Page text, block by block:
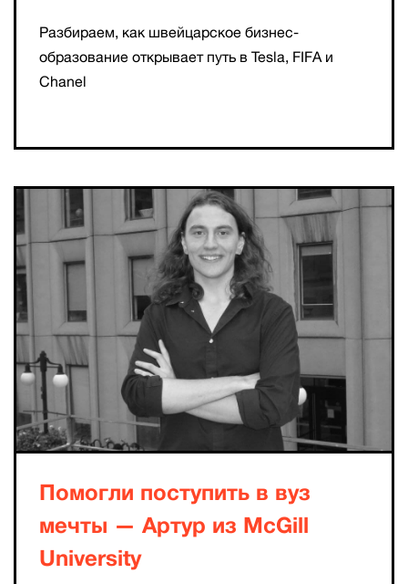
Разбираем, как швейцарское бизнес-
образование открывает путь в Tesla, FIFA и
Chanel
Помогли поступить в вуз
мечты — Артур из McGill
University